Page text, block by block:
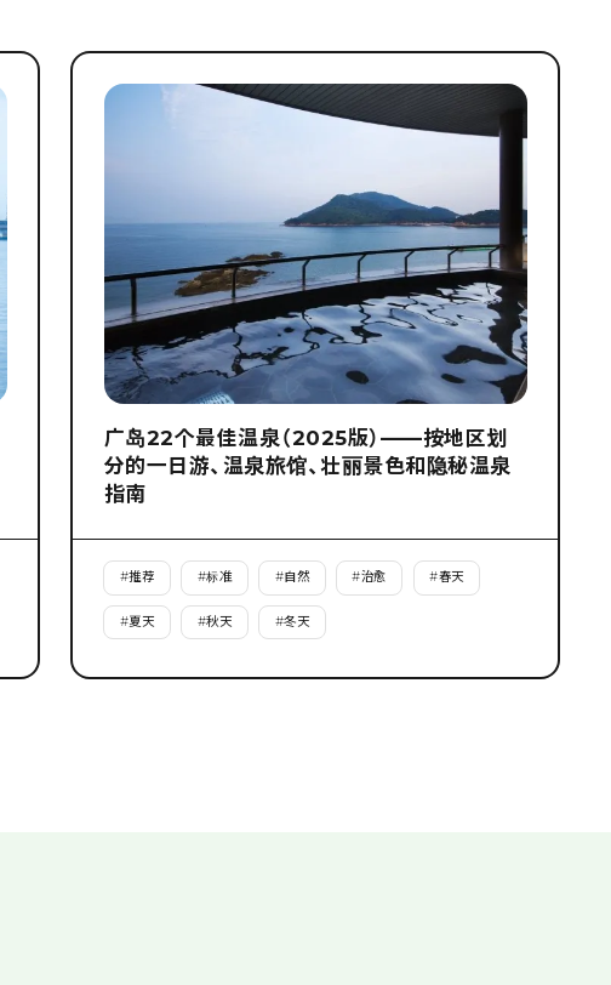
广岛22个最佳温泉（2025版）——按地区划
分的一日游、温泉旅馆、壮丽景色和隐秘温泉
指南
#推荐 #标准 #自然 #治愈 #春天
#夏天 #秋天 #冬天